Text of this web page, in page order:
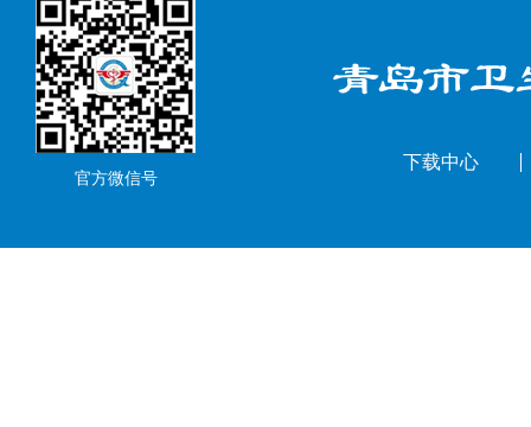
官方微信号
下载中心